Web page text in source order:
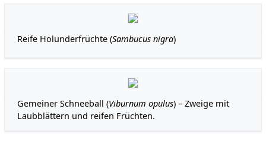
Reife Holunderfrüchte (Sambucus nigra)
Gemeiner Schneeball (Viburnum opulus) – Zweige mit
Laubblättern und reifen Früchten.